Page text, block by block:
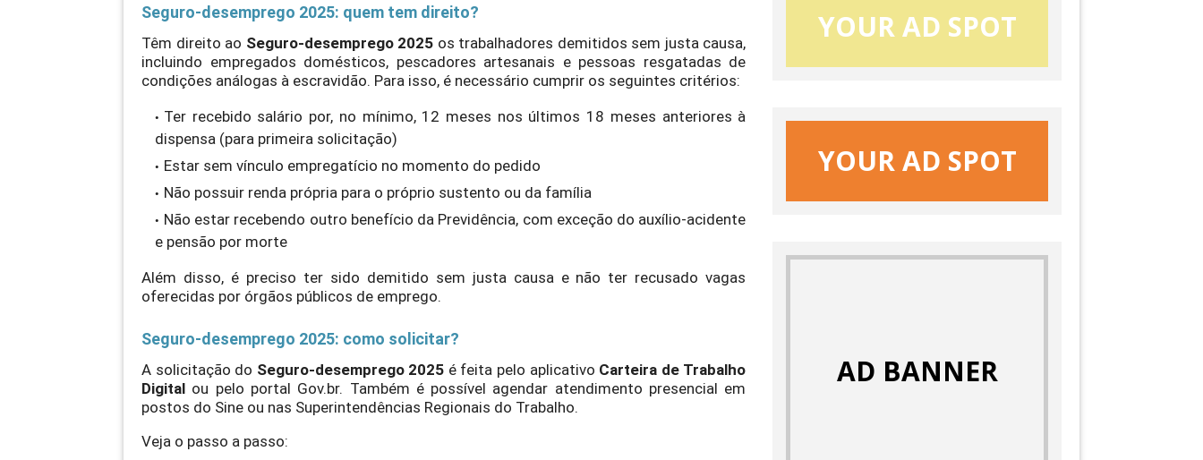
Seguro-desemprego 2025: quem tem direito?
Têm direito ao Seguro-desemprego 2025 os trabalhadores demitidos sem justa causa,
incluindo empregados domésticos, pescadores artesanais e pessoas resgatadas de
condições análogas à escravidão. Para isso, é necessário cumprir os seguintes critérios:
Ter recebido salário por, no mínimo, 12 meses nos últimos 18 meses anteriores à
dispensa (para primeira solicitação)
Estar sem vínculo empregatício no momento do pedido
Não possuir renda própria para o próprio sustento ou da família
Não estar recebendo outro benefício da Previdência, com exceção do auxílio-acidente
e pensão por morte
Além disso, é preciso ter sido demitido sem justa causa e não ter recusado vagas
oferecidas por órgãos públicos de emprego.
Seguro-desemprego 2025: como solicitar?
A solicitação do Seguro-desemprego 2025 é feita pelo aplicativo Carteira de Trabalho
Digital ou pelo portal Gov.br. Também é possível agendar atendimento presencial em
postos do Sine ou nas Superintendências Regionais do Trabalho.
Veja o passo a passo:
YOUR AD SPOT
YOUR AD SPOT
AD BANNER